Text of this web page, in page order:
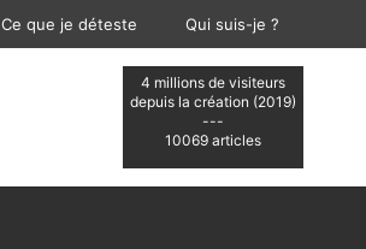
Ce que je déteste Qui suis-je ?
4 millions de visiteurs
depuis la création (2019)
---
10069 articles